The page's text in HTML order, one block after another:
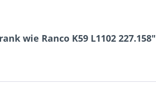
wie Ranco K59 L1102 227.158"